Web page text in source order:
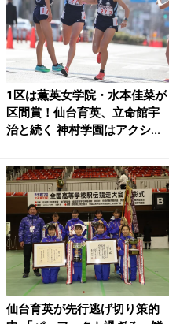
1区は薫英女学院・水本佳菜が
区間賞！仙台育英、立命館宇
治と続く 神村学園はアクシ...
仙台育英が先行逃げ切り策的